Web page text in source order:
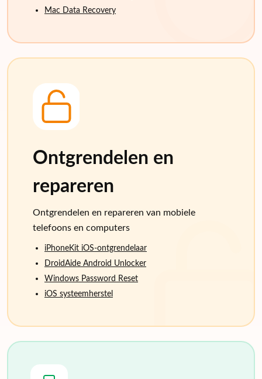
Mac Data Recovery
Ontgrendelen en
repareren
Ontgrendelen en repareren van mobiele
telefoons en computers
iPhoneKit iOS-ontgrendelaar
DroidAide Android Unlocker
Windows Password Reset
iOS systeemherstel